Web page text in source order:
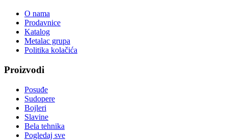
O nama
Prodavnice
Katalog
Metalac grupa
Politika kolačića
Proizvodi
Posuđe
Sudopere
Bojleri
Slavine
Bela tehnika
Pogledaj sve